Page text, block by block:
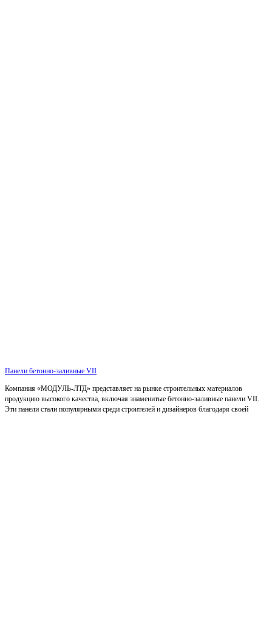
Панели бетонно-заливные VII
Компания «МОДУЛЬ-ЛТД» представляет на рынке строительных материалов
продукцию высокого качества, включая знаменитые бетонно-заливные панели VII.
Эти панели стали популярными среди строителей и дизайнеров благодаря своей